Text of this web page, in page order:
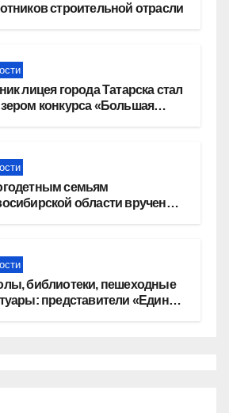
строительной отрасли
лицея города Татарска стал
конкурса «Большая
семьям
области вручены
библиотеки, пешеходные
представители «Единой